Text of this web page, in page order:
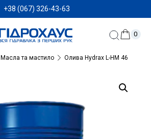
+38 (067) 326-43-63
0
Масла та мастило Олива Hydrax L-HM 46